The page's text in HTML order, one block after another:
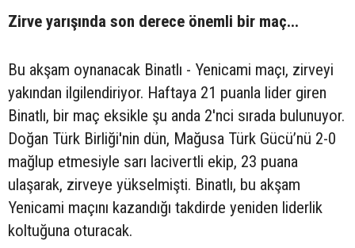
Zirve yarışında son derece önemli bir maç...
Bu akşam oynanacak Binatlı - Yenicami maçı, zirveyi
yakından ilgilendiriyor. Haftaya 21 puanla lider giren
Binatlı, bir maç eksikle şu anda 2'nci sırada bulunuyor.
Doğan Türk Birliği'nin dün, Mağusa Türk Gücü’nü 2-0
mağlup etmesiyle sarı lacivertli ekip, 23 puana
ulaşarak, zirveye yükselmişti. Binatlı, bu akşam
Yenicami maçını kazandığı takdirde yeniden liderlik
koltuğuna oturacak.